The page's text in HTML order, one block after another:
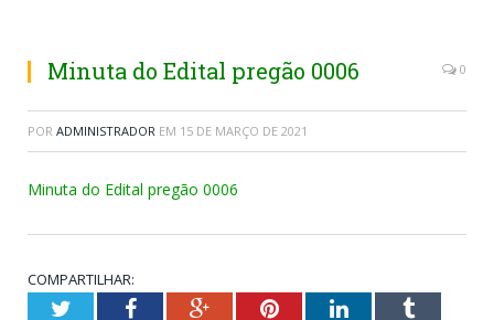
Minuta do Edital pregão 0006 0
POR ADMINISTRADOR EM 15 DE MARÇO DE 2021
Minuta do Edital pregão 0006
COMPARTILHAR:
TwitterFacebookGoogle+PinterestLinkedInTumblr